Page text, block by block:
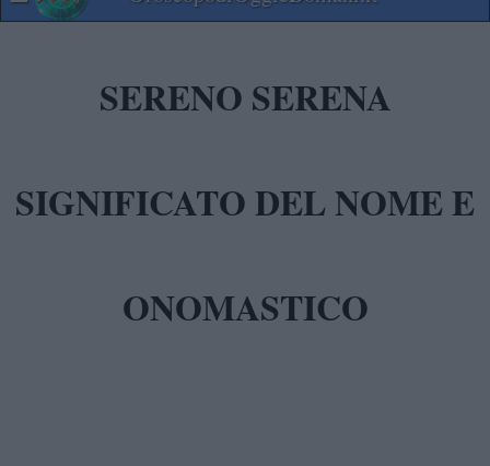
SERENO SERENA
SIGNIFICATO DEL NOME E
ONOMASTICO